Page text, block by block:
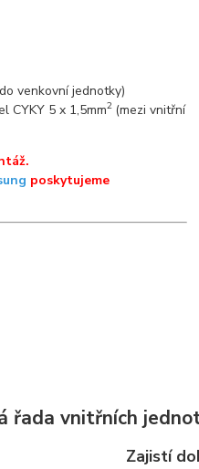
venkovní jednotky)
CYKY 5 x 1,5mm2 (mezi vnitřní
poskytujeme
řada vnitřních
Zajistí